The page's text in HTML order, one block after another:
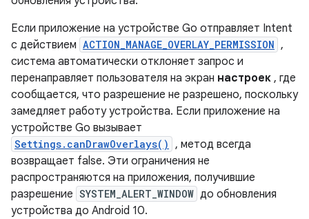
Если приложение на устройстве Go отправляет Intent
с действием ACTION_MANAGE_OVERLAY_PERMISSION ,
система автоматически отклоняет запрос и
перенаправляет пользователя на экран настроек , где
сообщается, что разрешение не разрешено, поскольку
замедляет работу устройства. Если приложение на
устройстве Go вызывает
Settings.canDrawOverlays() , метод всегда
возвращает false. Эти ограничения не
распространяются на приложения, получившие
разрешение SYSTEM_ALERT_WINDOW до обновления
устройства до Android 10.